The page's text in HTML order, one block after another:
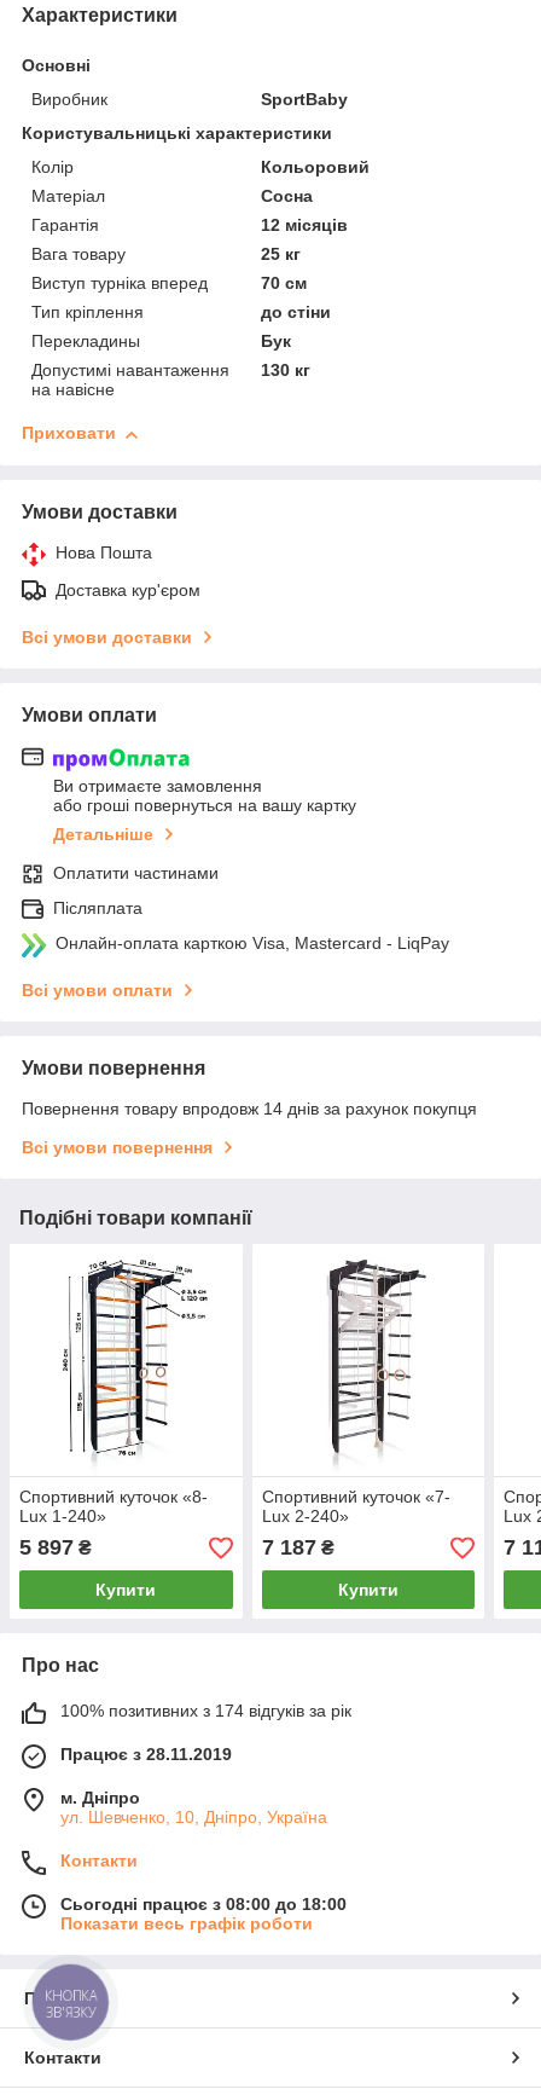
Характеристики
Основні
Виробник
SportBaby
Користувальницькі характеристики
Колір
Кольоровий
Матеріал
Сосна
Гарантія
12 місяців
Вага товару
25 кг
Виступ турніка вперед
70 см
Тип кріплення
до стіни
Перекладины
Бук
Допустимі навантаження
на навісне
130 кг
Приховати
Умови доставки
Нова Пошта
Доставка кур'єром
Всі умови доставки
Умови оплати
Ви отримаєте замовлення
або гроші повернуться на вашу картку
Детальніше
Оплатити частинами
Післяплата
Онлайн-оплата карткою Visa, Mastercard - LiqPay
Всі умови оплати
Умови повернення
Повернення товару впродовж 14 днів за рахунок покупця
Всі умови повернення
Подібні товари компанії
Спортивний куточок «8-
Lux 1-240»
5 897 ₴
Купити
Спортивний куточок «7-
Lux 2-240»
7 187₴
Купити
Lux
7
Про нас
100% позитивних з 174 відгуків за рік
Працює з 28.11.2019
м. Дніпро
ул. Шевченко, 10, Дніпро, Україна
Контакти
Сьогодні працює з 08:00 до 18:00
Показати весь графік роботи
Про нас
Контакти
КНОПКА
ЗВ'ЯЗКУ